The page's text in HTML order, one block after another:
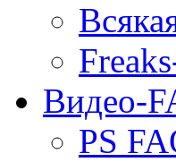
Видео-
PS